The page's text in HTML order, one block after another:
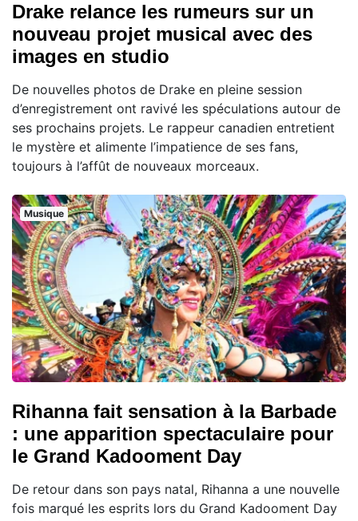
Drake relance les rumeurs sur un
nouveau projet musical avec des
images en studio
De nouvelles photos de Drake en pleine session
d’enregistrement ont ravivé les spéculations autour de
ses prochains projets. Le rappeur canadien entretient
le mystère et alimente l’impatience de ses fans,
toujours à l’affût de nouveaux morceaux.
Musique
Rihanna fait sensation à la Barbade
: une apparition spectaculaire pour
le Grand Kadooment Day
De retour dans son pays natal, Rihanna a une nouvelle
fois marqué les esprits lors du Grand Kadooment Day